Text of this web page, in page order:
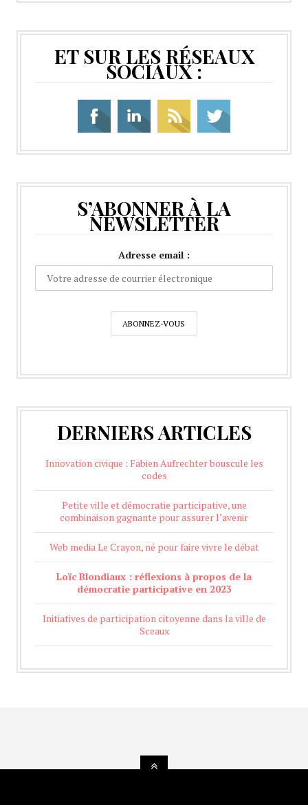
ET SUR LES RÉSEAUX
SOCIAUX :
S’ABONNER À LA
NEWSLETTER
Adresse email :
DERNIERS ARTICLES
Innovation civique : Fabien Aufrechter bouscule les
codes
Petite ville et démocratie participative, une
combinaison gagnante pour assurer l’avenir
Web media Le Crayon, né pour faire vivre le débat
Loïc Blondiaux : réflexions à propos de la
démocratie participative en 2023
Initiatives de participation citoyenne dans la ville de
Sceaux